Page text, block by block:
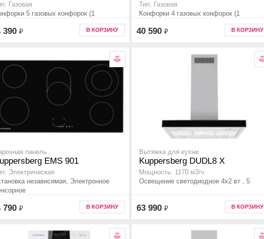
Газовая
5 газовых конфорок (1
повышенной мощности),
390 ₽ В КОРЗИНУ
Тип: Газовая
Конфорки 4 газовых конфорок (1
конфорка повышенной мощности),
Независимая
40 590 ₽ В КОРЗИНУ
панель
EMS 901
Электрическая
независимая, Электронное
790 ₽ В КОРЗИНУ
Вытяжка для кухни
Kuppersberg DUDL8 X
Мощность: 1170 м3/ч
Освещение светодиодное 4х2 вт , 5
63 990 ₽ В КОРЗИНУ